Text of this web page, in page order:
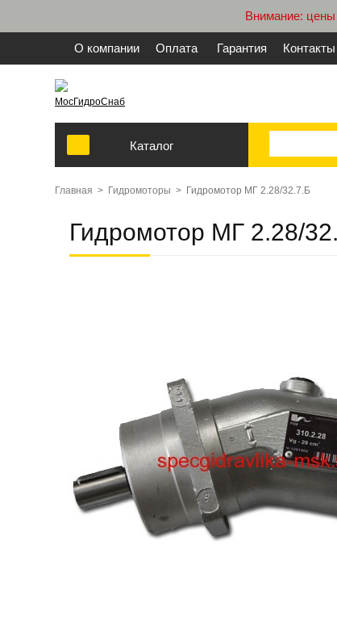
Внимание:
О компании Оплата Гарантия Контакты
МосГидроСнаб
Каталог
Главная > Гидромоторы > Гидромотор МГ 2.28/32.7.Б
Гидромотор МГ 2.28/